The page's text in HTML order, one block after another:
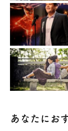
あなたにお